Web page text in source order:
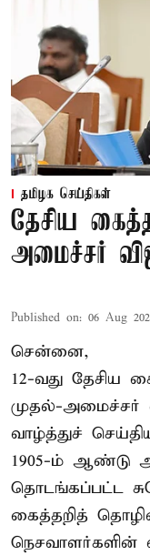
தமிழக செய்திகள்
தேசிய
அமைச்சர்
Published on: 06 Aug
சென்னை,
12-வது தேசிய
முதல்-அமைச்சர்
வாழ்த்துச்
1905-ம் ஆண்டு
தொடங்கப்பட்ட
கைத்தறித்
நெசவாளர்களின்